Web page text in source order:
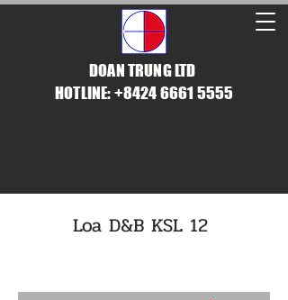
DOAN TRUNG LTD
HOTLINE: +8424 6661 5555
Loa D&B KSL 12